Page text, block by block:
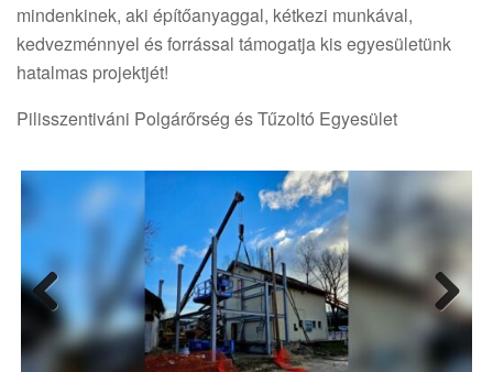
mindenkinek, aki építőanyaggal, kétkezi munkával,
kedvezménnyel és forrással támogatja kis egyesületünk
hatalmas projektjét!
Pilisszentiváni Polgárőrség és Tűzoltó Egyesület
Previ
ous
Next